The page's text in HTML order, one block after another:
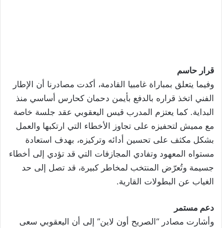
قرار حاسم
وفيما يتعلق بمباراة غامبيا القادمة، أكدت مصادرنا أن الإطار
الفني اتخذ قراره بالدفع بأيمن دحمان كحارس أساسي منذ
البداية. كما يعتزم المدرب قيس اليعقوبي عقد جلسة خاصة
مع مميش لتحفيزه على تجاوز الأخطاء التي ارتكبها والعمل
بشكل مكثف على تحسين أدائه وتركيزه، بهدف استعادة
مستواه المعهود وتفادي المجازفات التي قد تؤدي إلى أخطاء
جسيمة وتُعرّض المنتخب لمخاطر كبيرة، قد تصل إلى حد
الغياب عن البطولات القارية.
دعم مستمر
وأشارت مصادر “الصريح أون لاين” إلى أن اليعقوبي سعى